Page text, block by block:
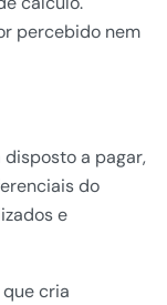
percebido nem
a pagar,
do
e
cria